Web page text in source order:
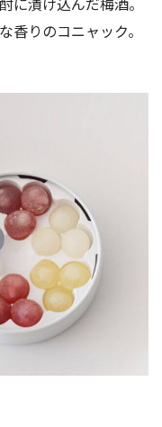
りのコニャック。